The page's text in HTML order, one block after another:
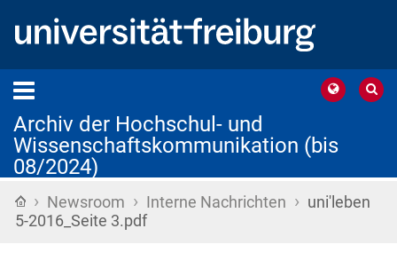
Archiv der Hochschul- und
Wissenschaftskommunikation (bis
08/2024)
Startseite
› Newsroom › Interne Nachrichten › uni'leben
5-2016_Seite 3.pdf